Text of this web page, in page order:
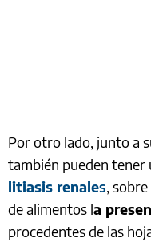
Por otro lado, junto a
también pueden tener
litiasis renales,
de alimentos la
procedentes de las